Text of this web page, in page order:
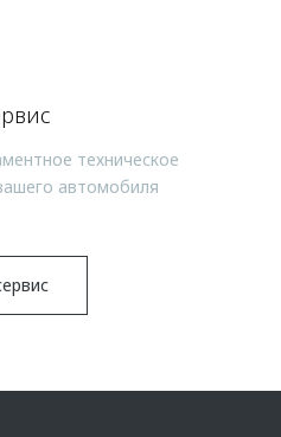
техническое
автомобиля